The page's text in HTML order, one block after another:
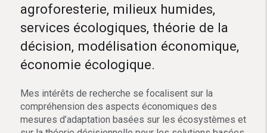
agroforesterie, milieux humides,
services écologiques, théorie de la
décision, modélisation économique,
économie écologique.
Mes intérêts de recherche se focalisent sur la
compréhension des aspects économiques des
mesures d’adaptation basées sur les écosystèmes et